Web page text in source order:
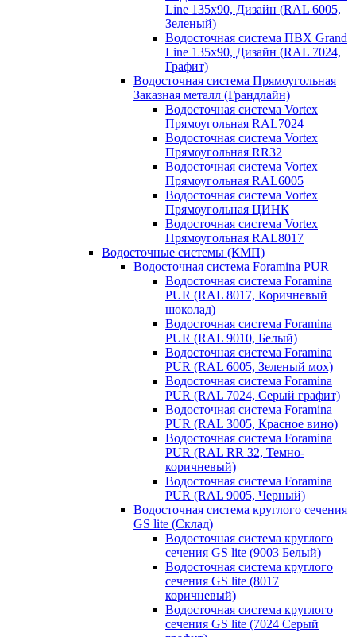
Line 135х90, Дизайн (RAL 6005,
Зеленый)
Водосточная система ПВХ Grand
Line 135х90, Дизайн (RAL 7024,
Графит)
Водосточная система Прямоугольная
Заказная металл (Грандлайн)
Водосточная система Vortex
Прямоугольная RAL7024
Водосточная система Vortex
Прямоугольная RR32
Водосточная система Vortex
Прямоугольная RAL6005
Водосточная система Vortex
Прямоугольная ЦИНК
Водосточная система Vortex
Прямоугольная RAL8017
Водосточные системы (КМП)
Водосточная система Foramina PUR
Водосточная система Foramina
PUR (RAL 8017, Коричневый
шоколад)
Водосточная система Foramina
PUR (RAL 9010, Белый)
Водосточная система Foramina
PUR (RAL 6005, Зеленый мох)
Водосточная система Foramina
PUR (RAL 7024, Серый графит)
Водосточная система Foramina
PUR (RAL 3005, Красное вино)
Водосточная система Foramina
PUR (RAL RR 32, Темно-
коричневый)
Водосточная система Foramina
PUR (RAL 9005, Черный)
Водосточная система круглого сечения
GS lite (Склад)
Водосточная система круглого
сечения GS lite (9003 Белый)
Водосточная система круглого
сечения GS lite (8017
коричневый)
Водосточная система круглого
сечения GS lite (7024 Серый